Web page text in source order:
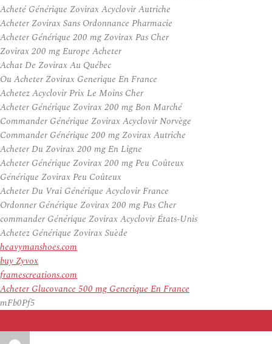
Acheté Générique Zovirax Acyclovir Autriche
Acheter Zovirax Sans Ordonnance Pharmacie
Acheter Générique 200 mg Zovirax Pas Cher
Zovirax 200 mg Europe Acheter
Achat De Zovirax Au Québec
Ou Acheter Zovirax Generique En France
Achetez Acyclovir Prix Le Moins Cher
Acheter Générique Zovirax 200 mg Bon Marché
Commander Générique Zovirax Acyclovir Norvège
Commander Générique 200 mg Zovirax Autriche
Acheter Du Zovirax 200 mg En Ligne
Acheter Générique Zovirax 200 mg Peu Coûteux
Générique Zovirax Peu Coûteux
Acheter Du Vrai Générique Acyclovir France
Ordonner Générique Zovirax 200 mg Pas Cher
commander Générique Zovirax Acyclovir États-Unis
Achetez Générique Zovirax Suède
heavymanshoes.com
buy Zyvox
framescreations.com
Acheter Glucovance 500 mg Generique En France
mFb0Pf5